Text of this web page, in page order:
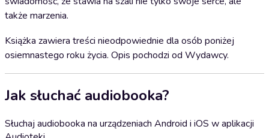
także marzenia.
Książka zawiera treści nieodpowiednie dla osób poniżej
osiemnastego roku życia. Opis pochodzi od Wydawcy.
Jak słuchać audiobooka?
Słuchaj audiobooka na urządzeniach Android i iOS w aplikacji